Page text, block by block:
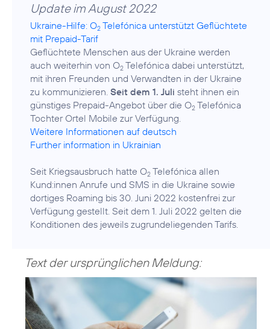
Update im August 2022
Ukraine-Hilfe: O2 Telefónica unterstützt Geflüchtete
mit Prepaid-Tarif
Geflüchtete Menschen aus der Ukraine werden
auch weiterhin von O2 Telefónica dabei unterstützt,
mit ihren Freunden und Verwandten in der Ukraine
zu kommunizieren. Seit dem 1. Juli steht ihnen ein
günstiges Prepaid-Angebot über die O2 Telefónica
Weitere Informationen auf deutsch
Further information in Ukrainian
Seit Kriegsausbruch hatte O2 Telefónica allen
Kund:innen Anrufe und SMS in die Ukraine sowie
dortiges Roaming bis 30. Juni 2022 kostenfrei zur
Verfügung gestellt. Seit dem 1. Juli 2022 gelten die
Konditionen des jeweils zugrundeliegenden Tarifs.
Text der ursprünglichen Meldung: